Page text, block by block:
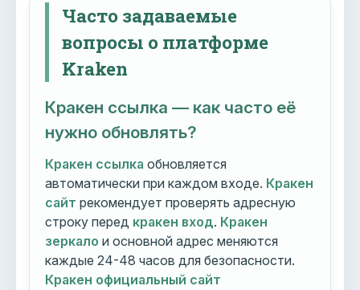
Часто задаваемые
вопросы о платформе
Kraken
Кракен ссылка — как часто её
нужно обновлять?
Кракен ссылка обновляется
автоматически при каждом входе. Кракен
сайт рекомендует проверять адресную
строку перед кракен вход. Кракен
зеркало и основной адрес меняются
каждые 24-48 часов для безопасности.
Кракен официальный сайт